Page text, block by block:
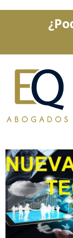
SERVICIOS